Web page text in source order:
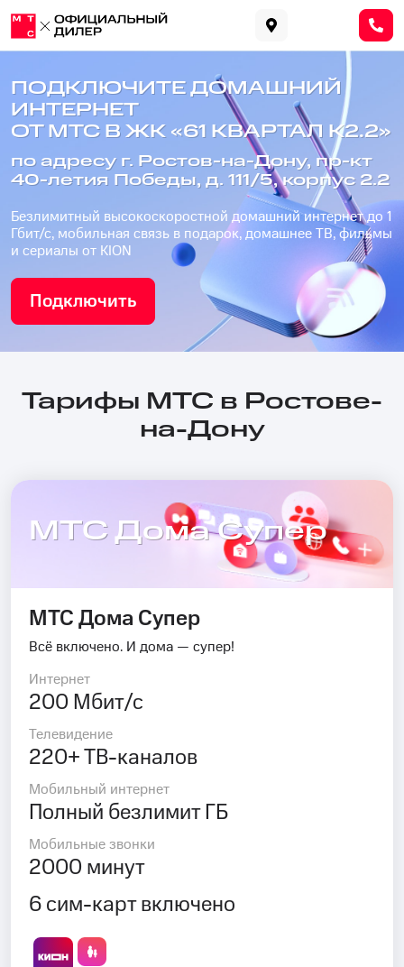
ПОДКЛЮЧИТЕ ДОМАШНИЙ
ИНТЕРНЕТ
ОТ МТС В ЖК «61 КВАРТАЛ К2.2»
по адресу г. Ростов-на-Дону, пр-кт
40-летия Победы, д. 111/5, корпус 2.2
Безлимитный высокоскоростной домашний интернет до 1
Гбит/с, мобильная связь в подарок, домашнее ТВ, фильмы
и сериалы от KION
Подключить
Тарифы МТС в Ростове-
на-Дону
МТС Дома Супер
МТС Дома Супер
Всё включено. И дома — супер!
Интернет
200 Мбит/с
Телевидение
220+ ТВ-каналов
Мобильный интернет
Полный безлимит ГБ
Мобильные звонки
2000 минут
6 сим-карт включено